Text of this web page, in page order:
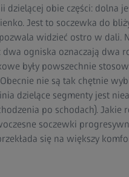
dzielącej obie części: dolna
Jest to soczewka do
widzieć ostro w dali.
ogniska oznaczają dwa
były powszechnie
nie są tak chętnie
dzielące segmenty jest
po schodach). Jakie
soczewki
się na większy